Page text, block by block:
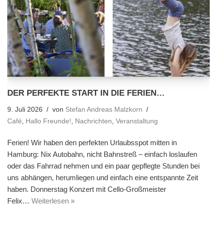
DER PERFEKTE START IN DIE FERIEN…
9. Juli 2026 von Stefan Andreas Malzkorn
Café
Hallo Freunde! Nachrichten Veranstaltung
Ferien! Wir haben den perfekten Urlaubsspot mitten in
Hamburg: Nix Autobahn, nicht Bahnstreß – einfach loslaufen
oder das Fahrrad nehmen und ein paar gepflegte Stunden bei
uns abhängen, herumliegen und einfach eine entspannte Zeit
haben. Donnerstag Konzert mit Cello-Großmeister
Felix… Weiterlesen »